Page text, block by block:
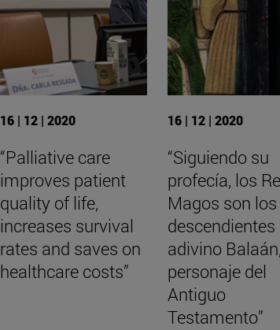
16 | 12 | 2020
“Palliative care
improves patient
quality of life,
increases survival
rates and saves on
healthcare costs”
16 | 12 | 2020
“Siguiendo su
profecía, los
Magos son los
descendientes
adivino Balaán,
personaje del
Antiguo
Testamento”